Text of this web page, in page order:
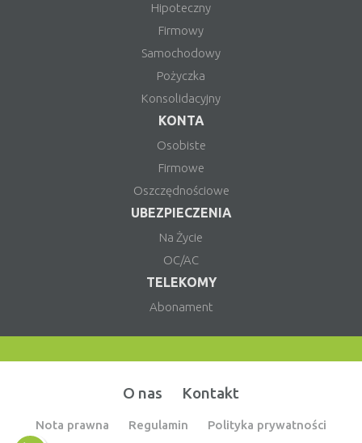
Hipoteczny
Firmowy
Samochodowy
Pożyczka
Konsolidacyjny
KONTA
Osobiste
Firmowe
Oszczędnościowe
UBEZPIECZENIA
Na Życie
OC/AC
TELEKOMY
Abonament
O nas Kontakt
Nota prawna Regulamin Polityka prywatności